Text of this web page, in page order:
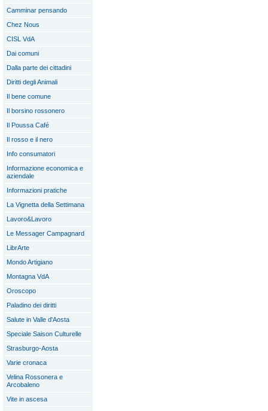
Camminar pensando
Chez Nous
CISL VdA
Dai comuni
Dalla parte dei cittadini
Diritti degli Animali
Il bene comune
Il borsino rossonero
Il Poussa Café
Il rosso e il nero
Info consumatori
Informazione economica e
aziendale
Informazioni pratiche
La Vignetta della Settimana
Lavoro&Lavoro
Le Messager Campagnard
LibrArte
Mondo Artigiano
Montagna VdA
Oroscopo
Paladino dei diritti
Salute in Valle d'Aosta
Speciale Saison Culturelle
Strasburgo-Aosta
Varie cronaca
Velina Rossonera e
Arcobaleno
Vite in ascesa